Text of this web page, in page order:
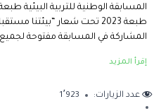
المشاركة في المسابقة مفتوحة
إقرأ المزيد
عدد الزيارات: 1٬923